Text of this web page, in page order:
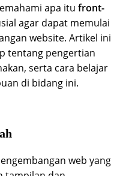
apa itu front-
agar dapat memulai
website. Artikel ini
tentang pengertian
serta cara belajar
di bidang ini.
web yang